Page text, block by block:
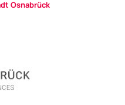
Osnabrück